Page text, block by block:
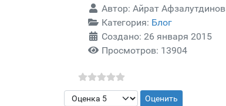
Автор: Айрат Афзалутдинов
Категория: Блог
Создано: 26 января 2015
Просмотров: 13904
Пожалуйста, оцените